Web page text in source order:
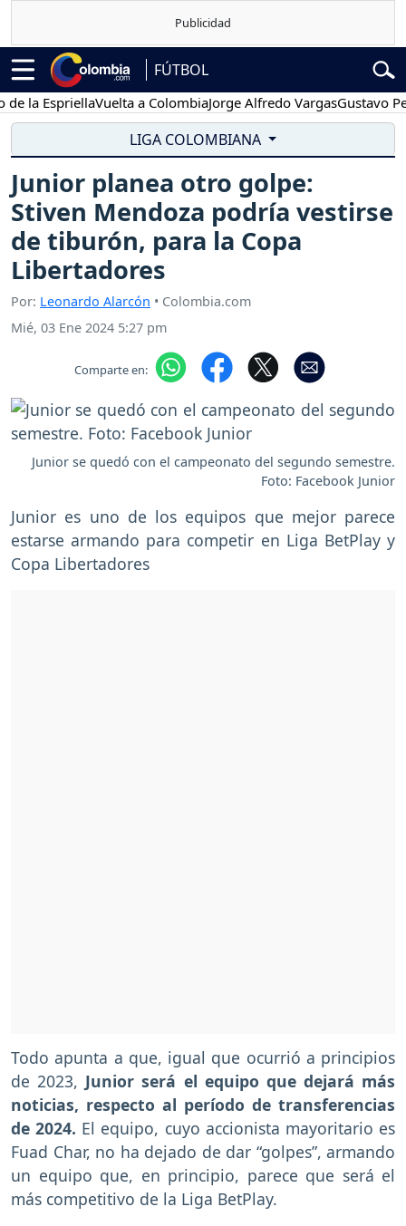
FÚTBOL
EspriellaVuelta a ColombiaJorge Alfredo VargasGustavo Petro
LIGA COLOMBIANA
Junior planea otro golpe:
Stiven Mendoza podría vestirse
de tiburón, para la Copa
Libertadores
Por: Leonardo Alarcón • Colombia.com
Mié, 03 Ene 2024 5:27 pm
Comparte en:
Junior se quedó con el campeonato del segundo semestre.
Foto: Facebook Junior
Junior es uno de los equipos que mejor parece
estarse armando para competir en Liga BetPlay y
Copa Libertadores
Todo apunta a que, igual que ocurrió a principios
de 2023, Junior será el equipo que dejará más
noticias, respecto al período de transferencias
de 2024. El equipo, cuyo accionista mayoritario es
Fuad Char, no ha dejado de dar “golpes”, armando
un equipo que, en principio, parece que será el
más competitivo de la Liga BetPlay.